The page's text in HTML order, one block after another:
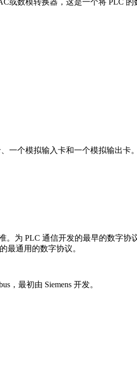
数模转换器，这是一个将 PLC 的
一个模拟输入卡和一个模拟输出卡
为 PLC 通信开发的最早的数字协
最通用的数字协议。
，最初由 Siemens 开发。